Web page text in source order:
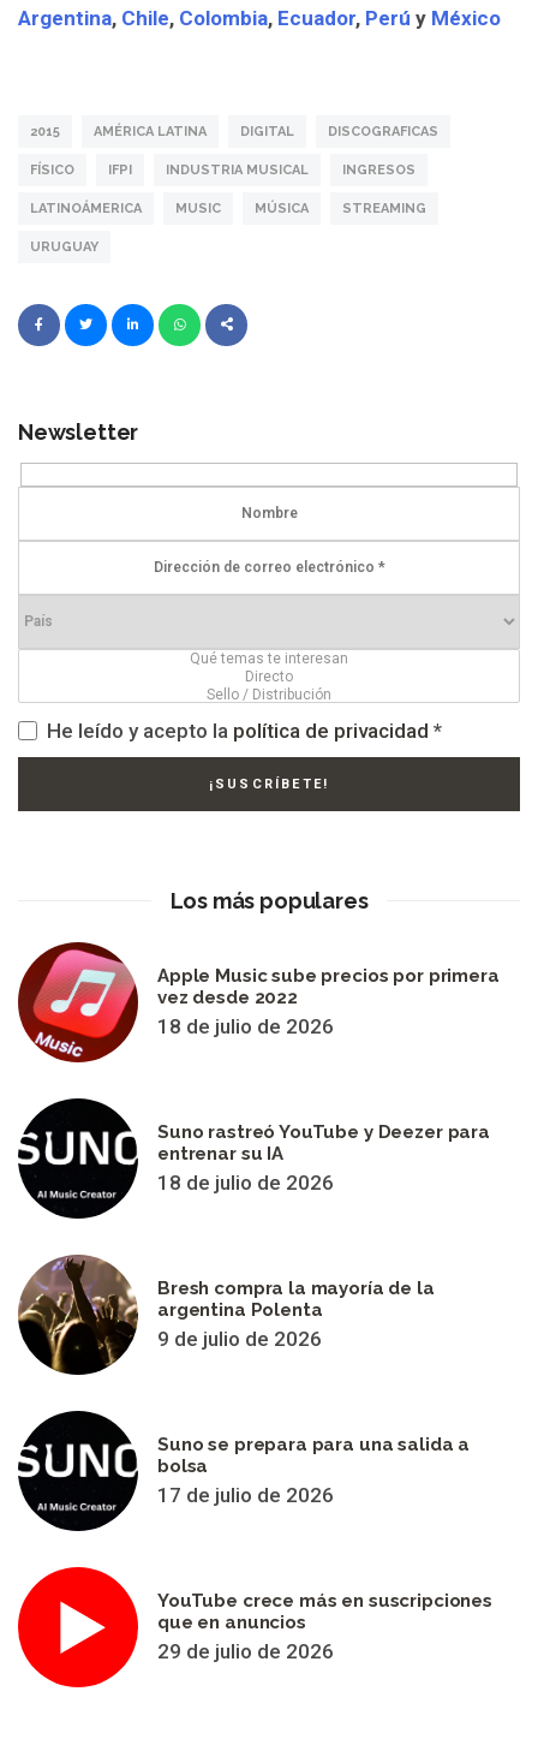
Argentina, Chile, Colombia, Ecuador, Perú y México
2015 AMÉRICA LATINA DIGITAL DISCOGRAFICAS
FÍSICO IFPI INDUSTRIA MUSICAL INGRESOS
LATINOÁMERICA MUSIC MÚSICA STREAMING
URUGUAY
Newsletter
He leído y acepto la política de privacidad *
Los más populares
Apple Music sube precios por primera
vez desde 2022
18 de julio de 2026
Suno rastreó YouTube y Deezer para
entrenar su IA
18 de julio de 2026
Bresh compra la mayoría de la
argentina Polenta
9 de julio de 2026
Suno se prepara para una salida a
bolsa
17 de julio de 2026
YouTube crece más en suscripciones
que en anuncios
29 de julio de 2026